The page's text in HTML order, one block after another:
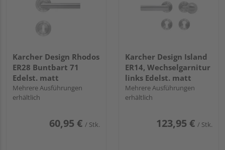
Karcher Design Rhodos
ER28 Buntbart 71
Edelst. matt
Mehrere Ausführungen
erhältlich
60,95 € / Stk.
Karcher Design Island
ER14, Wechselgarnitur
links Edelst. matt
Mehrere Ausführungen
erhältlich
123,95 € / Stk.